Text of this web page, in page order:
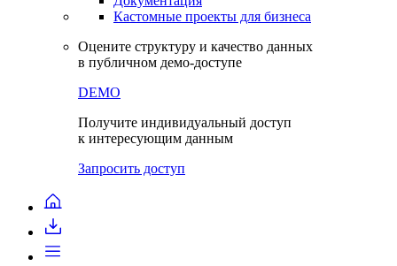
API and Data Feed
Готовые модули интеграции
Документация
в публичном демо-доступе